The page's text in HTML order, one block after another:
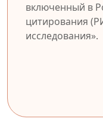
включенный в
цитирования
исследования».